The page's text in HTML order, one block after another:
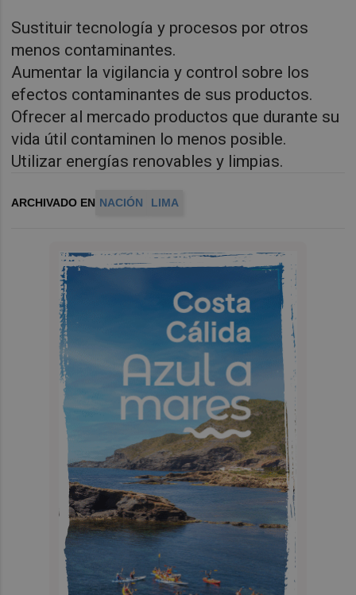
Sustituir tecnología y procesos por otros
menos contaminantes.
Aumentar la vigilancia y control sobre los
efectos contaminantes de sus productos.
Ofrecer al mercado productos que durante su
vida útil contaminen lo menos posible.
Utilizar energías renovables y limpias.
ARCHIVADO EN NACIÓN LIMA